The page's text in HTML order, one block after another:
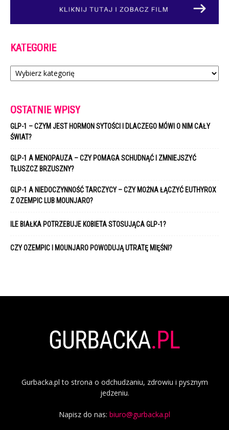
KATEGORIE
Kategorie
OSTATNIE WPISY
GLP-1 – CZYM JEST HORMON SYTOŚCI I DLACZEGO MÓWI O NIM CAŁY
ŚWIAT?
GLP-1 A MENOPAUZA – CZY POMAGA SCHUDNĄĆ I ZMNIEJSZYĆ
TŁUSZCZ BRZUSZNY?
GLP-1 A NIEDOCZYNNOŚĆ TARCZYCY – CZY MOŻNA ŁĄCZYĆ EUTHYROX
Z OZEMPIC LUB MOUNJARO?
ILE BIAŁKA POTRZEBUJE KOBIETA STOSUJĄCA GLP-1?
CZY OZEMPIC I MOUNJARO POWODUJĄ UTRATĘ MIĘŚNI?
Gurbacka.pl to strona o odchudzaniu, zdrowiu i pysznym
jedzeniu.
Napisz do nas: biuro@gurbacka.pl